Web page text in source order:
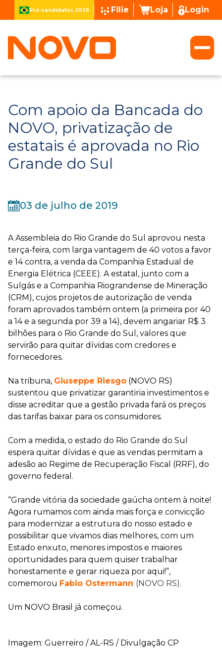
Pré-candidatos 2026 Filie Loja Login
Com apoio da Bancada do
NOVO, privatização de
estatais é aprovada no Rio
Grande do Sul
03 de julho de 2019
A Assembleia do Rio Grande do Sul aprovou nesta
terça-feira, com larga vantagem de 40 votos a favor
e 14 contra, a venda da Companhia Estadual de
Energia Elétrica (CEEE). A estatal, junto com a
Sulgás e a Companhia Riograndense de Mineração
(CRM), cujos projetos de autorização de venda
foram aprovados também ontem (a primeira por 40
a 14 e a segunda por 39 a 14), devem angariar R$ 3
bilhões para o Rio Grande do Sul, valores que
servirão para quitar dívidas com credores e
fornecedores.
Na tribuna, Giuseppe Riesgo (NOVO RS)
sustentou que privatizar garantiria investimentos e
disse acreditar que a gestão privada fará os preços
das tarifas baixar para os consumidores.
Com a medida, o estado do Rio Grande do Sul
espera quitar dívidas e que as vendas permitam a
adesão ao Regime de Recuperação Fiscal (RRF), do
governo federal.
“Grande vitória da sociedade gaúcha ontem à noite!
Agora rumamos com ainda mais força e convicção
para modernizar a estrutura do nosso estado e
possibilitar que vivamos dias melhores, com um
Estado enxuto, menores impostos e maiores
oportunidades para quem quiser trabalhar
honestamente e gerar riqueza por aqui!”,
comemorou Fabio Ostermann (NOVO RS).
Um NOVO Brasil já começou.
Imagem: Guerreiro / AL-RS / Divulgação CP